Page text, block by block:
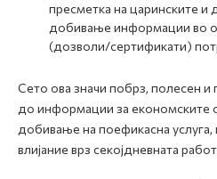
пресметка на царинските и
добивање информации во
(дозволи/сертификати)
Сето ова значи побрз, полесен и
до информации за економските
добивање на поефикасна
влијание врз секојдневната